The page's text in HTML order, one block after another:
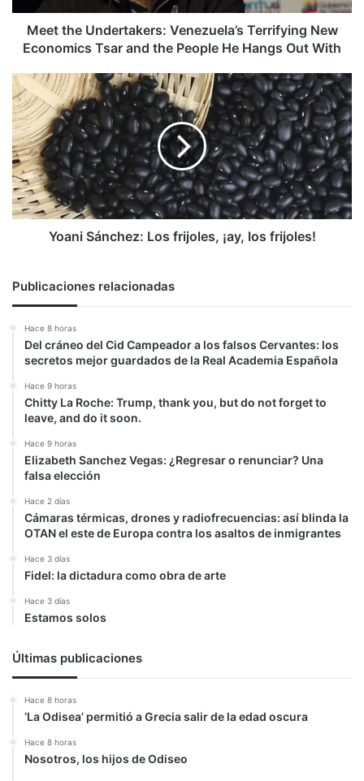
and
the
People
Hangs
Out
With
Meet the Undertakers: Venezuela’s Terrifying New
Economics Tsar and the People He Hangs Out With
Yoani
Sánchez:
Los
frijoles,
¡ay,
los
frijoles!
Yoani Sánchez: Los frijoles, ¡ay, los frijoles!
Publicaciones relacionadas
Hace 8 horas
Del cráneo del Cid Campeador a los falsos Cervantes: los
secretos mejor guardados de la Real Academia Española
Hace 9 horas
Chitty La Roche: Trump, thank you, but do not forget to
leave, and do it soon.
Hace 9 horas
Elizabeth Sanchez Vegas: ¿Regresar o renunciar? Una
falsa elección
Hace 2 días
Cámaras térmicas, drones y radiofrecuencias: así blinda la
OTAN el este de Europa contra los asaltos de inmigrantes
Hace 3 días
Fidel: la dictadura como obra de arte
Hace 3 días
Estamos solos
Últimas publicaciones
Hace 8 horas
‘La Odisea’ permitió a Grecia salir de la edad oscura
Hace 8 horas
Nosotros, los hijos de Odiseo